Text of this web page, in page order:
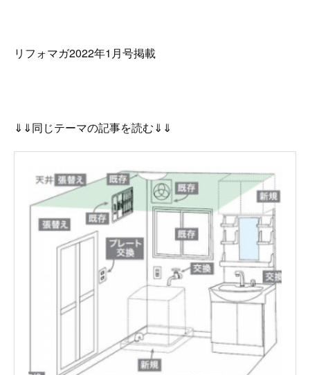
リフォマガ2022年1月号掲載
⇓⇓同じテーマの記事を読む⇓⇓